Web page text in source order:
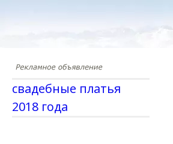
свадебные платья
2018 года